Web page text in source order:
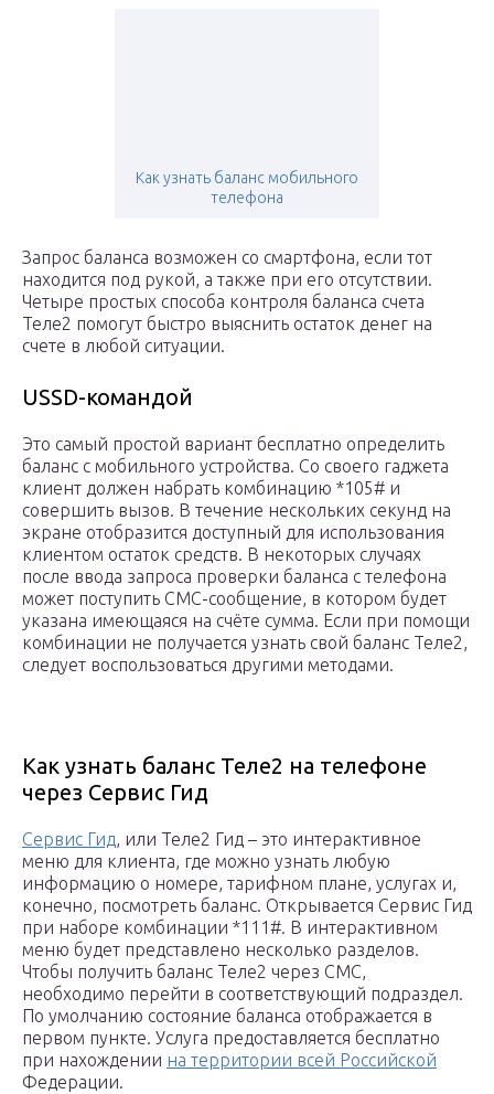
Как узнать баланс мобильного
телефона
Запрос баланса возможен со смартфона, если тот
находится под рукой, а также при его отсутствии.
Четыре простых способа контроля баланса счета
Теле2 помогут быстро выяснить остаток денег на
счете в любой ситуации.
USSD-командой
Это самый простой вариант бесплатно определить
баланс с мобильного устройства. Со своего гаджета
клиент должен набрать комбинацию *105# и
совершить вызов. В течение нескольких секунд на
экране отобразится доступный для использования
клиентом остаток средств. В некоторых случаях
после ввода запроса проверки баланса с телефона
может поступить СМС-сообщение, в котором будет
указана имеющаяся на счёте сумма. Если при помощи
комбинации не получается узнать свой баланс Теле2,
следует воспользоваться другими методами.
Как узнать баланс Теле2 на телефоне
через Сервис Гид
Сервис Гид, или Теле2 Гид – это интерактивное
меню для клиента, где можно узнать любую
информацию о номере, тарифном плане, услугах и,
конечно, посмотреть баланс. Открывается Сервис Гид
при наборе комбинации *111#. В интерактивном
меню будет представлено несколько разделов.
Чтобы получить баланс Теле2 через СМС,
необходимо перейти в соответствующий подраздел.
По умолчанию состояние баланса отображается в
первом пункте. Услуга предоставляется бесплатно
при нахождении на территории всей Российской
Федерации.